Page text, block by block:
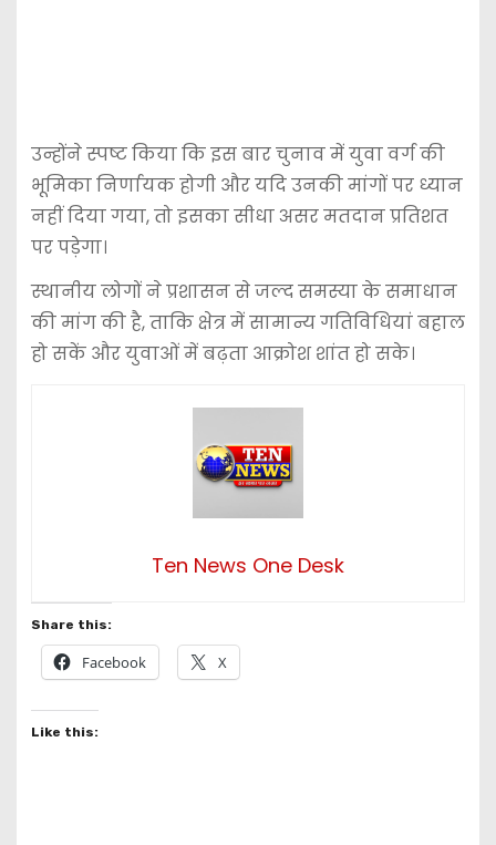
उन्होंने स्पष्ट किया कि इस बार चुनाव में युवा वर्ग की
भूमिका निर्णायक होगी और यदि उनकी मांगों पर ध्यान
नहीं दिया गया, तो इसका सीधा असर मतदान प्रतिशत
पर पड़ेगा।
स्थानीय लोगों ने प्रशासन से जल्द समस्या के समाधान
की मांग की है, ताकि क्षेत्र में सामान्य गतिविधियां बहाल
हो सकें और युवाओं में बढ़ता आक्रोश शांत हो सके।
Ten News One Desk
Share this:
Facebook X
Like this: